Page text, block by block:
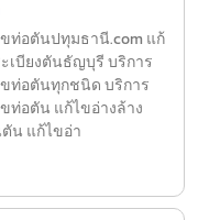
ท่อตันปทุมธานี.com แก้
เบียงตันธัญบุรี บริการ
ท่อตันทุกชนิด บริการ
ท่อตัน แก้ไขอ่างล้าง
น แก้ไขอ่า